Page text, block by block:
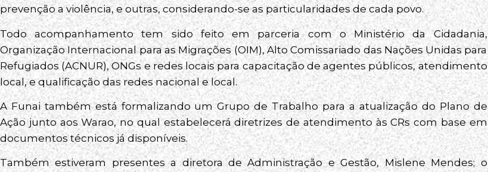
prevenção a violência, e outras, considerando-se as particularidades de cada povo.
Todo acompanhamento tem sido feito em parceria com o Ministério da Cidadania,
Organização Internacional para as Migrações (OIM), Alto Comissariado das Nações Unidas para
Refugiados (ACNUR), ONGs e redes locais para capacitação de agentes públicos, atendimento
local, e qualificação das redes nacional e local.
A Funai também está formalizando um Grupo de Trabalho para a atualização do Plano de
Ação junto aos Warao, no qual estabelecerá diretrizes de atendimento às CRs com base em
documentos técnicos já disponíveis.
Também estiveram presentes a diretora de Administração e Gestão, Mislene Mendes; o